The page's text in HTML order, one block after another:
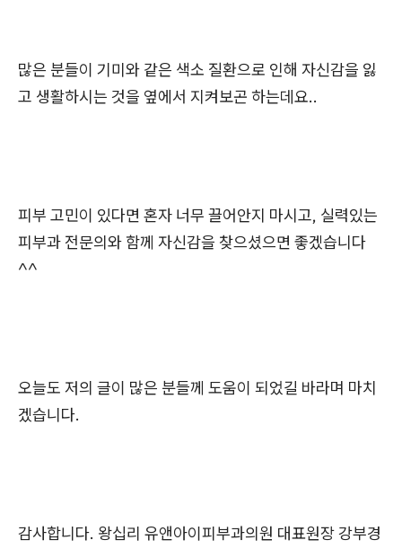
많은 분들이 기미와 같은 색소 질환으로 인해 자신감을 잃
고 생활하시는 것을 옆에서 지켜보곤 하는데요..
피부 고민이 있다면 혼자 너무 끌어안지 마시고, 실력있는
피부과 전문의와 함께 자신감을 찾으셨으면 좋겠습니다
^^
오늘도 저의 글이 많은 분들께 도움이 되었길 바라며 마치
겠습니다.
감사합니다. 왕십리 유앤아이피부과의원 대표원장 강부경